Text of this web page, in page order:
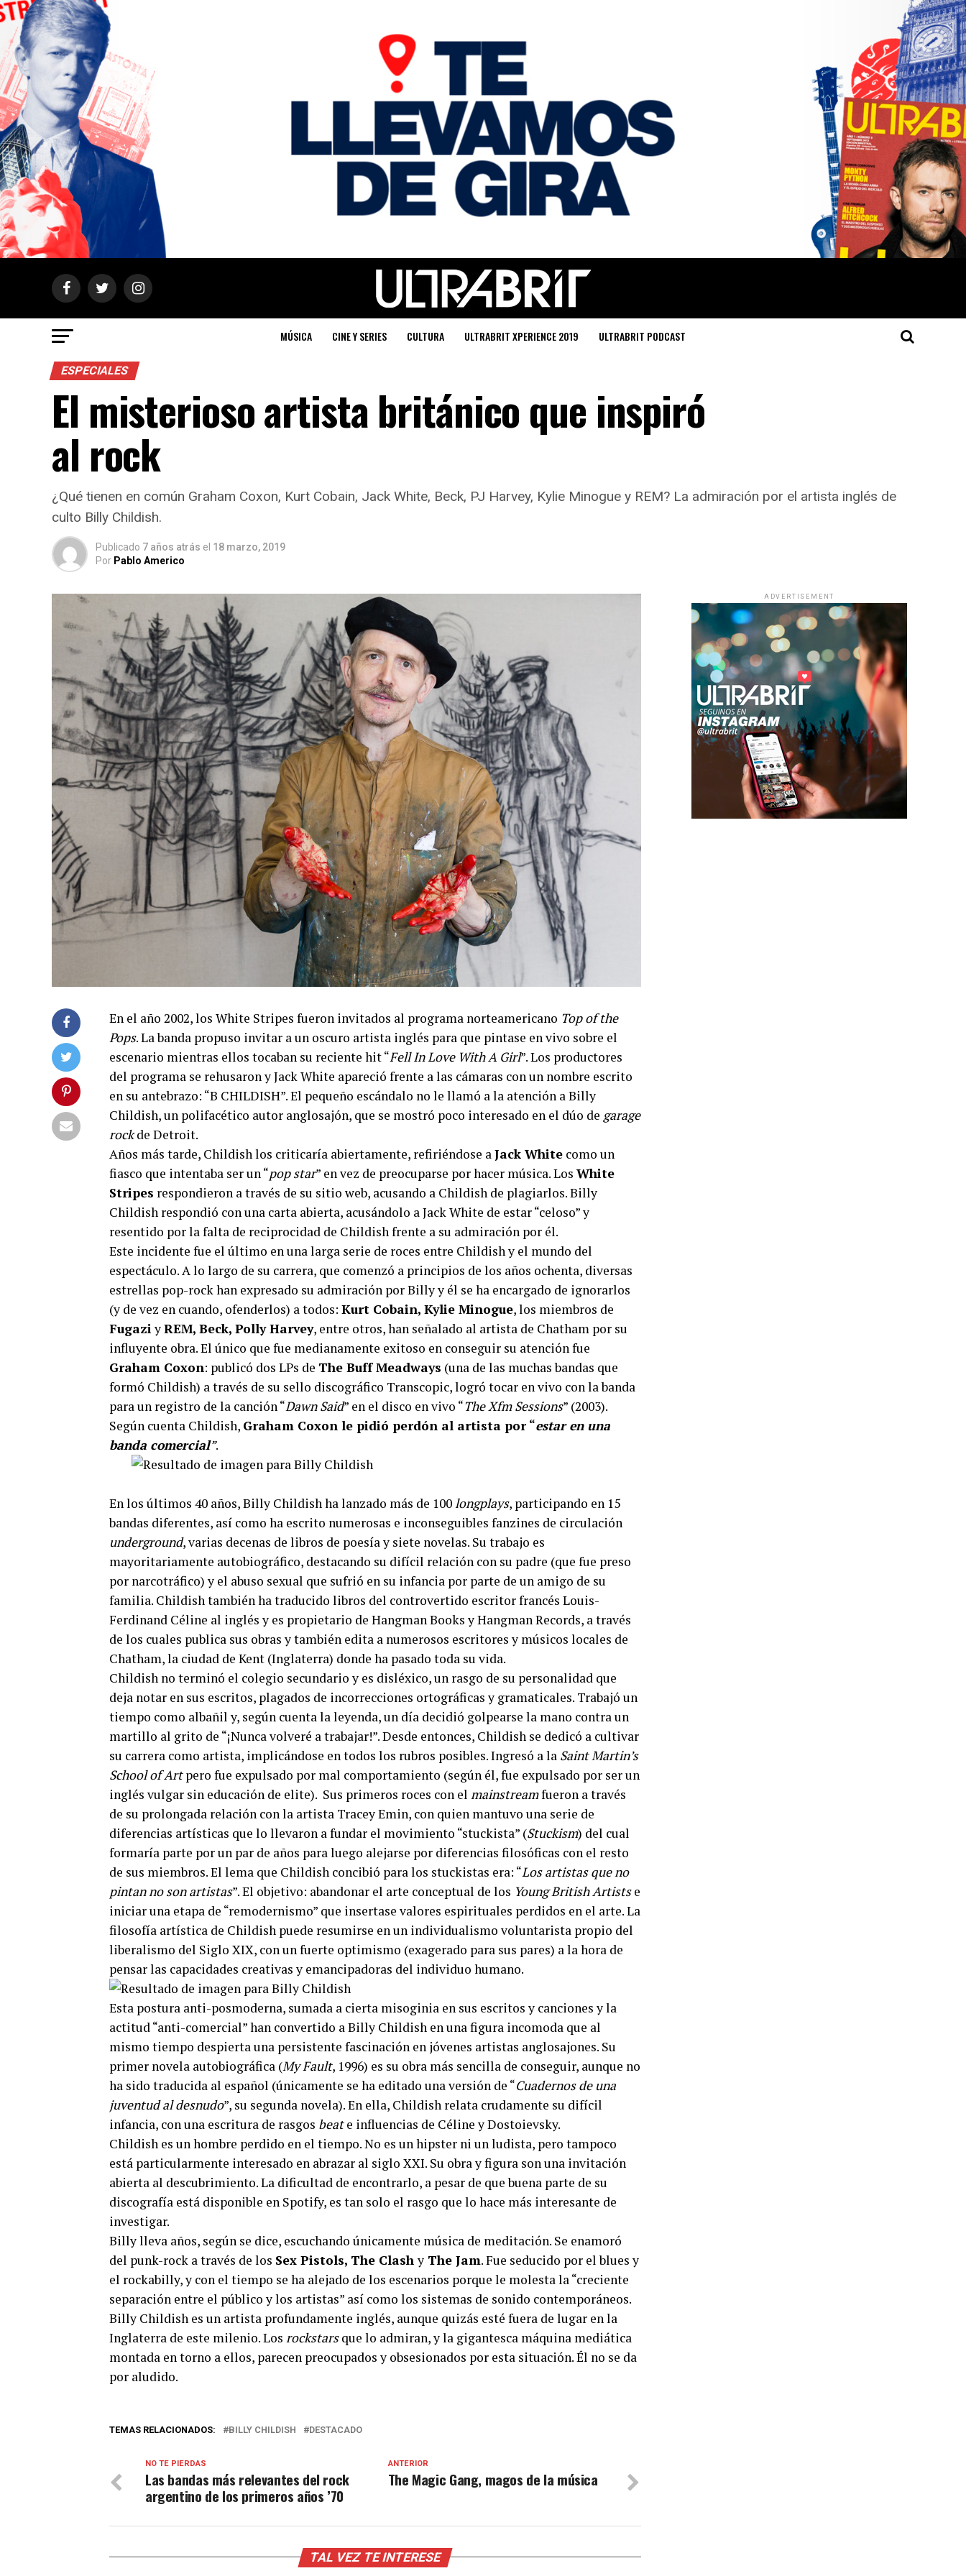
MÚSICA CINE Y SERIES CULTURA ULTRABRIT XPERIENCE 2019 ULTRABRIT PODCAST
ESPECIALES
El misterioso artista británico que inspiró
al rock
¿Qué tienen en común Graham Coxon, Kurt Cobain, Jack White, Beck, PJ Harvey, Kylie Minogue y REM? La admiración por el artista inglés de
culto Billy Childish.
Publicado 7 años atrás el 18 marzo, 2019
Por Pablo Americo
En el año 2002, los White Stripes fueron invitados al programa norteamericano Top of the
Pops. La banda propuso invitar a un oscuro artista inglés para que pintase en vivo sobre el
escenario mientras ellos tocaban su reciente hit “Fell In Love With A Girl”. Los productores
del programa se rehusaron y Jack White apareció frente a las cámaras con un nombre escrito
en su antebrazo: “B CHILDISH”. El pequeño escándalo no le llamó a la atención a Billy
Childish, un polifacético autor anglosajón, que se mostró poco interesado en el dúo de garage
rockde Detroit.
Años más tarde, Childish los criticaría abiertamente, refiriéndose aJack White como un
fiasco que intentaba ser un “pop star” en vez de preocuparse por hacer música. Los White
Stripes respondieron a través de su sitio web, acusando a Childish de plagiarlos. Billy
Childish respondió con una carta abierta, acusándolo a Jack White de estar “celoso” y
resentido por la falta de reciprocidad de Childish frente a su admiración por él.
Este incidente fue el último en una larga serie de roces entre Childish y el mundo del
espectáculo. A lo largo de su carrera, que comenzó a principios de los años ochenta, diversas
estrellas pop-rock han expresado su admiración por Billy y él se ha encargado de ignorarlos
(y de vez en cuando, ofenderlos) a todos: Kurt Cobain, Kylie Minogue, los miembros de
FugaziyREM, Beck, Polly Harvey, entre otros, han señalado al artista de Chatham por su
influyente obra. El único que fue medianamente exitoso en conseguir su atención fue
Graham Coxon: publicó dos LPs de The Buff Meadways (una de las muchas bandas que
formó Childish) a través de su sello discográfico Transcopic, logró tocar en vivo con la banda
para un registro de la canción “Dawn Said” en el disco en vivo “The Xfm Sessions” (2003).
Según cuenta Childish, Graham Coxon le pidió perdón al artista por “estar en una
banda comercial”.
En los últimos 40 años, Billy Childish ha lanzado más de 100longplays, participando en 15
bandas diferentes, así como ha escrito numerosas e inconseguibles fanzines de circulación
underground, varias decenas de libros de poesía y siete novelas. Su trabajo es
mayoritariamente autobiográfico, destacando su difícil relación con su padre (que fue preso
por narcotráfico) y el abuso sexual que sufrió en su infancia por parte de un amigo de su
familia. Childish también ha traducido libros del controvertido escritor francés Louis-
Ferdinand Céline al inglés y es propietario de Hangman Books y Hangman Records, a través
de los cuales publica sus obras y también edita a numerosos escritores y músicos locales de
Chatham, la ciudad de Kent (Inglaterra) donde ha pasado toda su vida.
Childish no terminó el colegio secundario y es disléxico, un rasgo de su personalidad que
deja notar en sus escritos, plagados de incorrecciones ortográficas y gramaticales. Trabajó un
tiempo como albañil y, según cuenta la leyenda, un día decidió golpearse la mano contra un
martillo al grito de “¡Nunca volveré a trabajar!”. Desde entonces, Childish se dedicó a cultivar
su carrera como artista, implicándose en todos los rubros posibles. Ingresó a la Saint Martin’s
School of Artpero fue expulsado por mal comportamiento (según él, fue expulsado por ser un
inglés vulgar sin educación de elite). Sus primeros roces con el mainstreamfueron a través
de su prolongada relación con la artista Tracey Emin, con quien mantuvo una serie de
diferencias artísticas que lo llevaron a fundar el movimiento “stuckista” (Stuckism) del cual
formaría parte por un par de años para luego alejarse por diferencias filosóficas con el resto
de sus miembros. El lema que Childish concibió para los stuckistas era: “Los artistas que no
pintan no son artistas”. El objetivo: abandonar el arte conceptual de los Young British Artistse
iniciar una etapa de “remodernismo” que insertase valores espirituales perdidos en el arte. La
filosofía artística de Childish puede resumirse en un individualismo voluntarista propio del
liberalismo del Siglo XIX, con un fuerte optimismo (exagerado para sus pares) a la hora de
pensar las capacidades creativas y emancipadoras del individuo humano.
Esta postura anti-posmoderna, sumada a cierta misoginia en sus escritos y canciones y la
actitud “anti-comercial” han convertido a Billy Childish en una figura incomoda que al
mismo tiempo despierta una persistente fascinación en jóvenes artistas anglosajones. Su
primer novela autobiográfica (My Fault, 1996) es su obra más sencilla de conseguir, aunque no
ha sido traducida al español (únicamente se ha editado una versión de “Cuadernos de una
juventud al desnudo”, su segunda novela). En ella, Childish relata crudamente su difícil
infancia, con una escritura de rasgos beate influencias de Céline y Dostoievsky.
Childish es un hombre perdido en el tiempo. No es un hipster ni un ludista, pero tampoco
está particularmente interesado en abrazar al siglo XXI. Su obra y figura son una invitación
abierta al descubrimiento. La dificultad de encontrarlo, a pesar de que buena parte de su
discografía está disponible en Spotify, es tan solo el rasgo que lo hace más interesante de
investigar.
Billy lleva años, según se dice, escuchando únicamente música de meditación. Se enamoró
del punk-rock a través de los Sex Pistols, The Clashy The Jam. Fue seducido por el blues y
el rockabilly, y con el tiempo se ha alejado de los escenarios porque le molesta la “creciente
separación entre el público y los artistas” así como los sistemas de sonido contemporáneos.
Billy Childish es un artista profundamente inglés, aunque quizás esté fuera de lugar en la
Inglaterra de este milenio. Los rockstarsque lo admiran, y la gigantesca máquina mediática
montada en torno a ellos, parecen preocupados y obsesionados por esta situación. Él no se da
por aludido.
TEMAS RELACIONADOS: BILLY CHILDISH DESTACADO
ANTERIOR
The Magic Gang, magos de la música
NO TE PIERDAS
Las bandas más relevantes del rock
argentino de los primeros años ’70
TAL VEZ TE INTERESE
ADVERTISEMENT